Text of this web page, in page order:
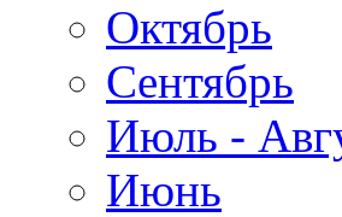
Октябрь
Сентябрь
Июль -
Июнь